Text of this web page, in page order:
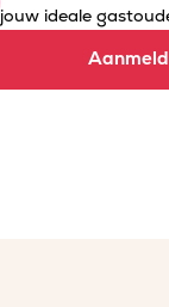
jouw ideale